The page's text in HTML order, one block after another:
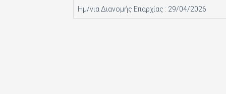
MILKRO HELLAS HELLAS PUBL. SERVICES LTD
Ημ/νια Διανομής Επαρχίας : 29/04/2026